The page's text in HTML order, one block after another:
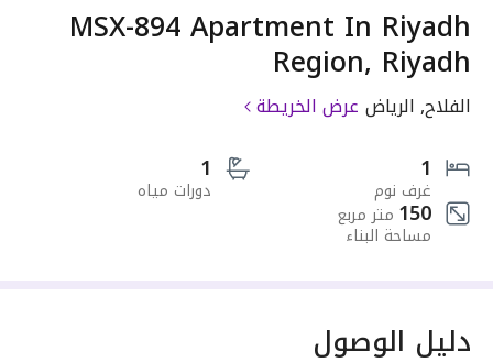
MSX-894 Apartment In Riyadh
Region, Riyadh
الفلاح, الرياض عرض الخريطة
1
غرف نوم
1
دورات مياه
150 متر مربع
مساحة البناء
دليل الوصول